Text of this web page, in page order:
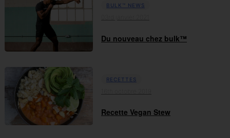
BULK™ NEWS
Du nouveau chez bulk™
RECETTES
Recette Vegan Stew